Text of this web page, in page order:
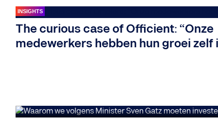
INSIGHTS
The curious case of Officient: “Onze
medewerkers hebben hun groei zelf
Waarom we
in meertaligheid: